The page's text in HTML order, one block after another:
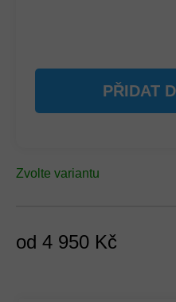
od 4 950 Kč
Zvolte variantu
PŘIDAT